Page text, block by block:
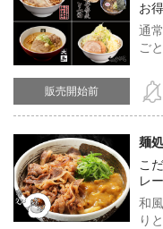
販売開始前
お
通
ご
く
商
商
麺
こ
レ
和
り